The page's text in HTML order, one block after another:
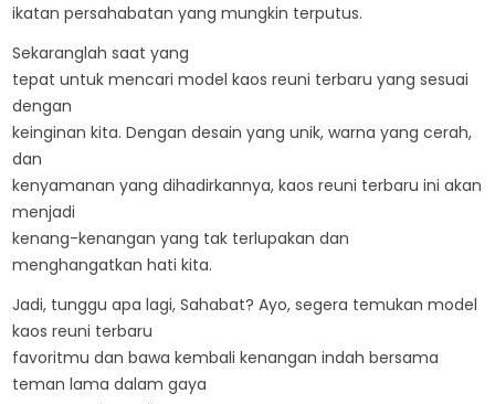
ikatan persahabatan yang mungkin terputus.
Sekaranglah saat yang
tepat untuk mencari model kaos reuni terbaru yang sesuai
dengan
keinginan kita. Dengan desain yang unik, warna yang cerah,
dan
kenyamanan yang dihadirkannya, kaos reuni terbaru ini akan
menjadi
kenang-kenangan yang tak terlupakan dan
menghangatkan hati kita.
Jadi, tunggu apa lagi, Sahabat? Ayo, segera temukan model
kaos reuni terbaru
favoritmu dan bawa kembali kenangan indah bersama
teman lama dalam gaya